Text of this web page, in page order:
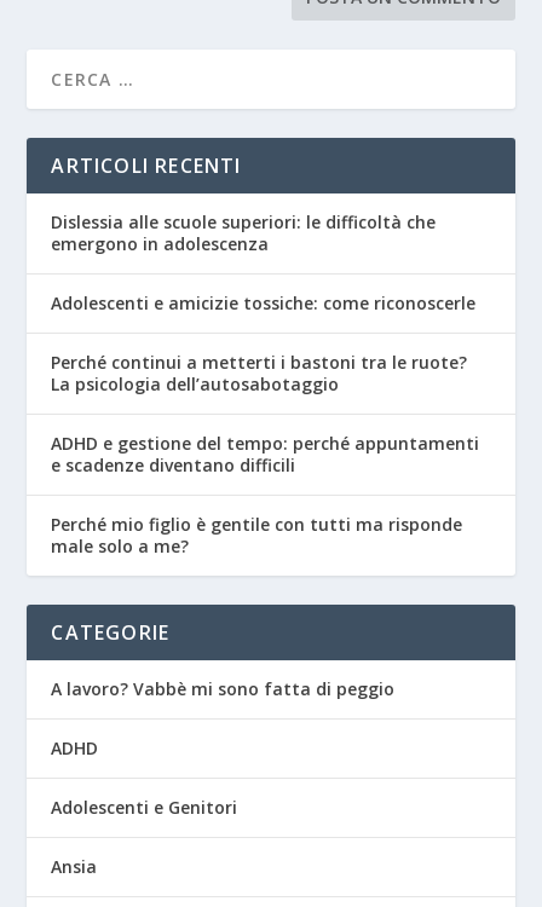
ARTICOLI RECENTI
Dislessia alle scuole superiori: le difficoltà che
emergono in adolescenza
Adolescenti e amicizie tossiche: come riconoscerle
Perché continui a metterti i bastoni tra le ruote?
La psicologia dell’autosabotaggio
ADHD e gestione del tempo: perché appuntamenti
e scadenze diventano difficili
Perché mio figlio è gentile con tutti ma risponde
male solo a me?
CATEGORIE
A lavoro? Vabbè mi sono fatta di peggio
ADHD
Adolescenti e Genitori
Ansia